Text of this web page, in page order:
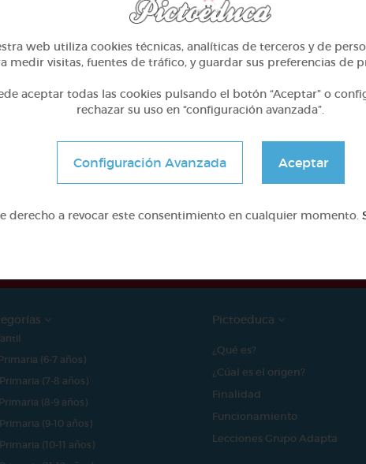
@Webparaelespanol @Webparaelespanol
proyecto ha sido posible gracias al mecenazgo
Primaria (6-7 años)
Primaria (7-8 años)
Primaria (8-9 años)
Primaria (9-10 años)
(10-11 años)
Pictoeduca
¿Qué es?
¿Cúal es el origen?
Finalidad
Funcionamiento
Lecciones Grupo Adapta
web utiliza cookies técnicas, analíticas de terceros y de
medir visitas, fuentes de tráfico, y guardar sus preferencias de
aceptar todas las cookies pulsando el botón “Aceptar” o
rechazar su uso en “configuración avanzada”.
Configuración Avanzada Aceptar
derecho a revocar este consentimiento en cualquier momento.